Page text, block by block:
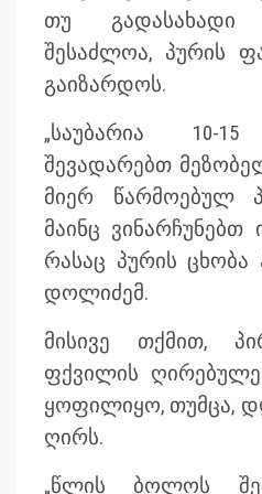
თუ გადასახადი
შესაძლოა, პურის
გაიზარდოს.
„საუბარია 10-
შევადარებთ
მიერ წარმოებულ
მაინც ვინარჩუნებთ
რასაც პურის ცხობა
დოლიძემ.
მისივე თქმით,
ფქვილის
ყოფილიყო, თუმცა,
ღირს.
„წლის ბოლოს